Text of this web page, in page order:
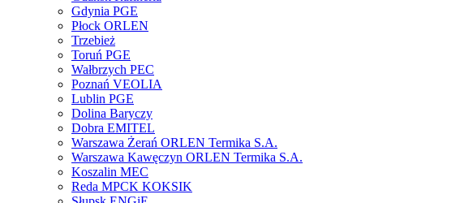
Gdynia PGE
Płock ORLEN
Trzebież
Toruń PGE
Wałbrzych PEC
Poznań VEOLIA
Lublin PGE
Dolina Baryczy
Dobra EMITEL
Warszawa Żerań ORLEN Termika S.A.
Warszawa Kawęczyn ORLEN Termika S.A.
Koszalin MEC
Reda MPCK KOKSIK